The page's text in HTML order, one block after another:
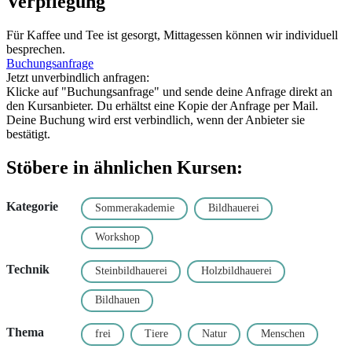
Für Kaffee und Tee ist gesorgt, Mittagessen können wir individuell
besprechen.
Buchungsanfrage
Jetzt unverbindlich anfragen:
Klicke auf "Buchungsanfrage" und sende deine Anfrage direkt an
den Kursanbieter. Du erhältst eine Kopie der Anfrage per Mail.
Deine Buchung wird erst verbindlich, wenn der Anbieter sie
bestätigt.
Stöbere in ähnlichen Kursen:
Kategorie Sommerakademie Bildhauerei
Workshop
Technik Steinbildhauerei Holzbildhauerei
Bildhauen
Thema frei Tiere Natur Menschen